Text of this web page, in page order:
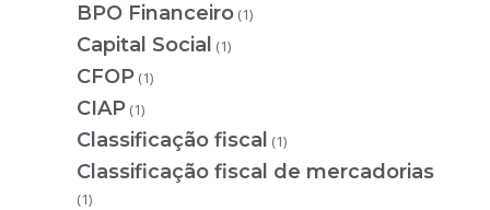
BPO Financeiro (1)
Capital Social (1)
CFOP (1)
CIAP (1)
Classificação fiscal (1)
Classificação fiscal de mercadorias
(1)